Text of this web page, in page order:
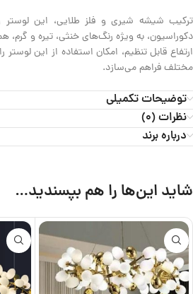
ترکیب شیشه شیری و فلز طلایی، این
دکوراسیون، به ویژه رنگ‌های خنثی، تیره و گرم،
ارتفاع قابل تنظیم، امکان استفاده از این
مختلف فراهم می‌سازد.
توضیحات تکمیلی
نظرات (0)
درباره برند
شاید این‌ها را هم بپسندید…